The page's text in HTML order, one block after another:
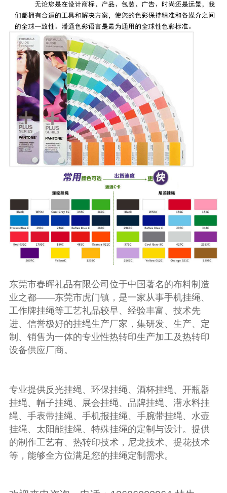
东莞市春晖礼品有限公司位于中国著名的布料制造
业之都——东莞市虎门镇，是一家从事手机挂绳、
工作牌挂绳等工艺礼品较早、经验丰富、技术先
进、信誉极好的挂绳生产厂家，集研发、生产、定
制、销售为一体的专业性热转印生产加工及热转印
设备供应厂商。
专业提供反光挂绳、环保挂绳、酒杯挂绳、开瓶器
挂绳、帽子挂绳、展会挂绳、品牌挂绳、潜水料挂
绳、手表带挂绳、手机报挂绳、手腕带挂绳、水壶
挂绳、太阳能挂绳、特殊挂绳的定制与设计。提供
的制作工艺有、热转印技术，尼龙技术、提花技术
等，能够全方位满足您的挂绳定制需求。